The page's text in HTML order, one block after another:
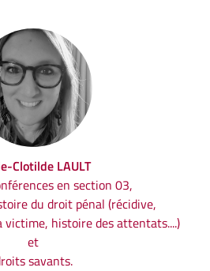
Clotilde LAULT
en section 03,
du droit pénal (récidive,
victime, histoire des attentats....)
et
savants.